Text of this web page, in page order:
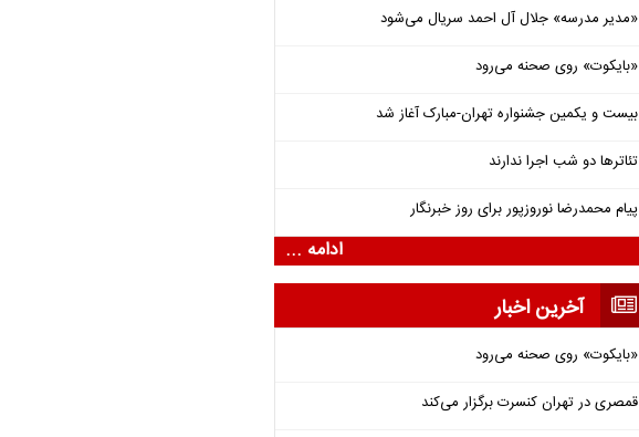
«مدیر مدرسه» جلال آل احمد سریال می‌شود
«بایکوت» روی صحنه می‌رود
بیست و یکمین جشنواره تهران-مبارک آغاز شد
تئاترها دو شب اجرا ندارند
پیام محمدرضا نوروزپور برای روز خبرنگار
ادامه ...
آخرین اخبار
«بایکوت» روی صحنه می‌رود
قمصری در تهران کنسرت برگزار می‌کند